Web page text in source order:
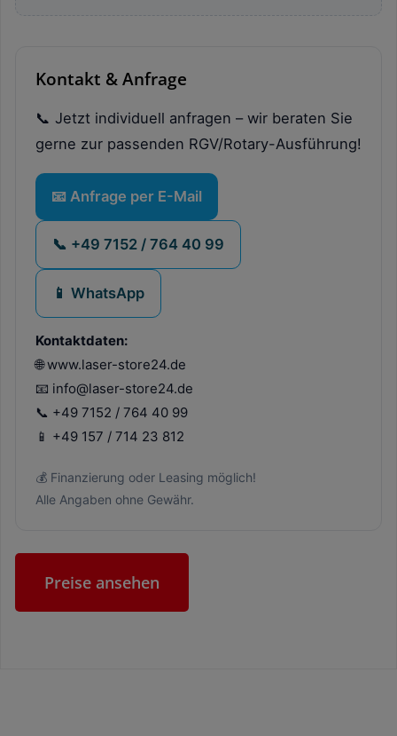
Kontakt & Anfrage
📞 Jetzt individuell anfragen – wir beraten Sie
gerne zur passenden RGV/Rotary-Ausführung!
📧 Anfrage per E-Mail
📞 +49 7152 / 764 40 99
📱 WhatsApp
Kontaktdaten:
🌐 www.laser-store24.de
📧 info@laser-store24.de
📞 +49 7152 / 764 40 99
📱 +49 157 / 714 23 812
💰 Finanzierung oder Leasing möglich!
Alle Angaben ohne Gewähr.
Preise ansehen